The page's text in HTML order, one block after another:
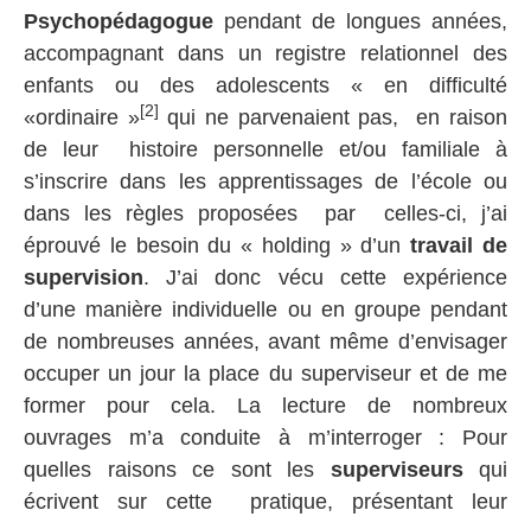
Psychopédagogue pendant de longues années,
accompagnant dans un registre relationnel des
enfants ou des adolescents « en difficulté
«ordinaire »[2] qui ne parvenaient pas, en raison
de leur histoire personnelle et/ou familiale à
s’inscrire dans les apprentissages de l’école ou
dans les règles proposées par celles-ci, j’ai
éprouvé le besoin du « holding » d’untravail de
supervision. J’ai donc vécu cette expérience
d’une manière individuelle ou en groupe pendant
de nombreuses années, avant même d’envisager
occuper un jour la place du superviseur et de me
former pour cela. La lecture de nombreux
ouvrages m’a conduite à m’interroger : Pour
quelles raisons ce sont les superviseursqui
écrivent sur cette pratique, présentant leur